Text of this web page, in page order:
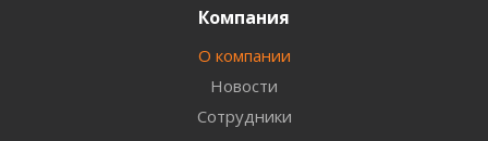
Компания
О компании
Новости
Сотрудники